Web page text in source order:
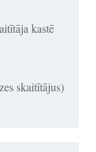
kastē
skaitītājus)